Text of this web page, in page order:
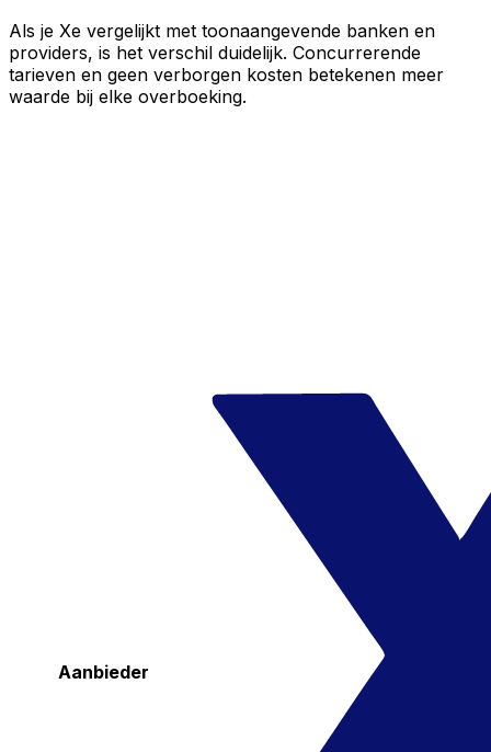
Als je Xe vergelijkt met toonaangevende banken en
providers, is het verschil duidelijk. Concurrerende
tarieven en geen verborgen kosten betekenen meer
waarde bij elke overboeking.
Aanbieder